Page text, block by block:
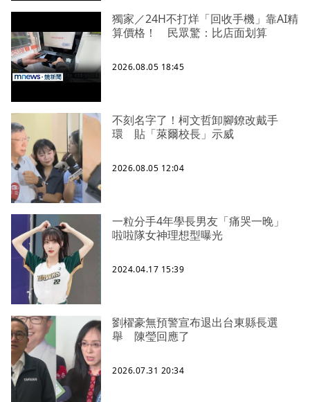
獨家／24H不打烊「回收手機」靠AI精
算價格！ 民眾驚：比店面划算
2026.08.05 18:45
不刻名字了！柯文哲卸腳鐐改戴手
環 貼「萊爾校長」示威
2026.08.05 12:04
一粒分手4年學長男友「痛哭一晚」
啦啦隊女神理想型曝光
2024.04.17 15:39
劉櫂豪無預警宣布退出台東縣長選
舉 陳瑩回應了
2026.07.31 20:34